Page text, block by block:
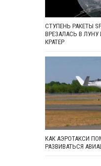
СТУПЕНЬ РАКЕТЫ
ВРЕЗАЛАСЬ В ЛУНУ
КРАТЕР
КАК АЭРОТАКСИ
РАЗВИВАТЬСЯ